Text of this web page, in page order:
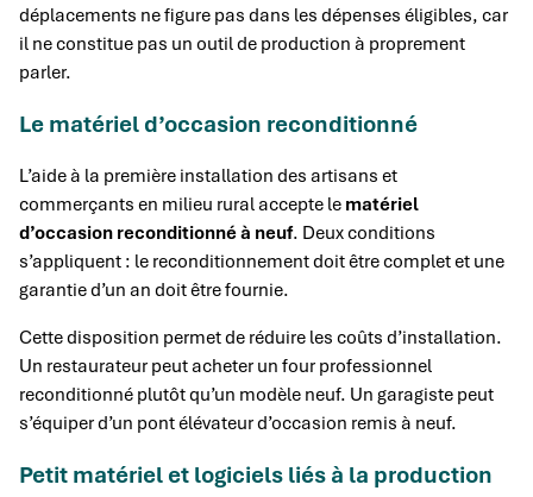
déplacements ne figure pas dans les dépenses éligibles, car
il ne constitue pas un outil de production à proprement
parler.
Le matériel d’occasion reconditionné
L’aide à la première installation des artisans et
commerçants en milieu rural accepte le matériel
d’occasion reconditionné à neuf. Deux conditions
s’appliquent : le reconditionnement doit être complet et une
garantie d’un an doit être fournie.
Cette disposition permet de réduire les coûts d’installation.
Un restaurateur peut acheter un four professionnel
reconditionné plutôt qu’un modèle neuf. Un garagiste peut
s’équiper d’un pont élévateur d’occasion remis à neuf.
Petit matériel et logiciels liés à la production